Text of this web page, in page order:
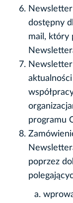
dostępny
mail, który
programu
poprzez